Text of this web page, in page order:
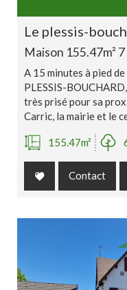
le plessis-
Maison 155.47m²
A 15 minutes à pied
PLESSIS-
très prisé pour sa
Carric, la mairie et le
155.47m²
Contact